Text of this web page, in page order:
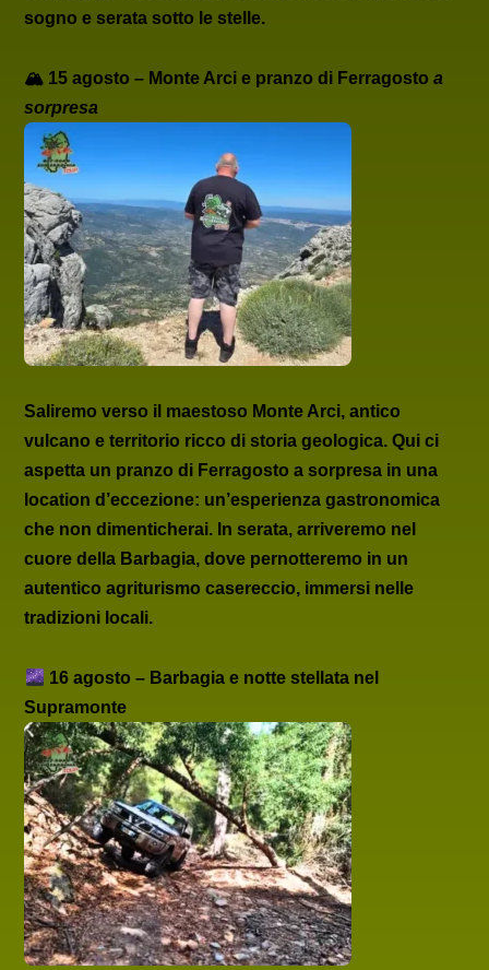
sogno e serata sotto le stelle.
🏔 15 agosto – Monte Arci e pranzo di Ferragostoa
sorpresa
Saliremo verso il maestoso Monte Arci, antico
vulcano e territorio ricco di storia geologica. Qui ci
aspetta un pranzo di Ferragosto a sorpresa in una
location d’eccezione: un’esperienza gastronomica
che non dimenticherai. In serata, arriveremo nel
cuore della Barbagia, dove pernotteremo in un
autenticoagriturismo casereccio, immersi nelle
tradizioni locali.
16 agosto – Barbagia e notte stellata nel
Supramonte